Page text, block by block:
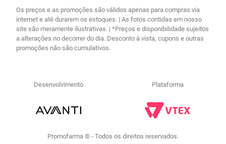
Os preços e as promoções são válidos apenas para compras via
internet e até durarem os estoques. | As fotos contidas em nosso
site são meramente ilustrativas. | *Preços e disponibilidade sujeitos
a alterações no decorrer do dia. Desconto à vista, cupons e outras
promoções não são cumulativos.
Desenvolvimento Plataforma
Promofarma © - Todos os direitos reservados.